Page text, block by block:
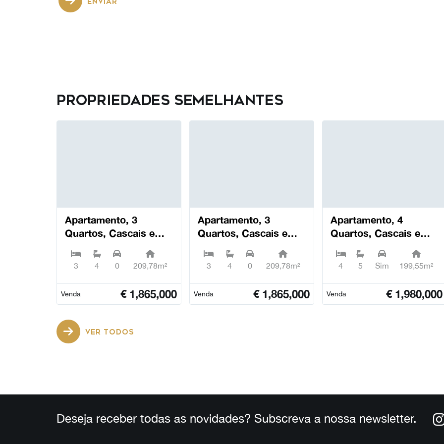
ENVIAR
Propriedades semelhantes
Apartamento, 3
Quartos, Cascais e
3 4 0 209,78m²
Venda € 1,865,000
Apartamento, 3
Quartos, Cascais e
3 4 0 209,78m²
Venda € 1,865,000
Apartamento, 4
Quartos, Cascais e
4 5 Sim 199,55m²
Venda € 1,980,000
VER TODOS
Deseja receber todas as novidades? Subscreva a nossa newsletter.